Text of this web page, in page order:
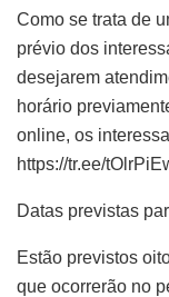
Como se trata de
prévio dos
desejarem
horário
online, os
https://tr.ee/
Datas previstas
Estão previstos
que ocorrerão no